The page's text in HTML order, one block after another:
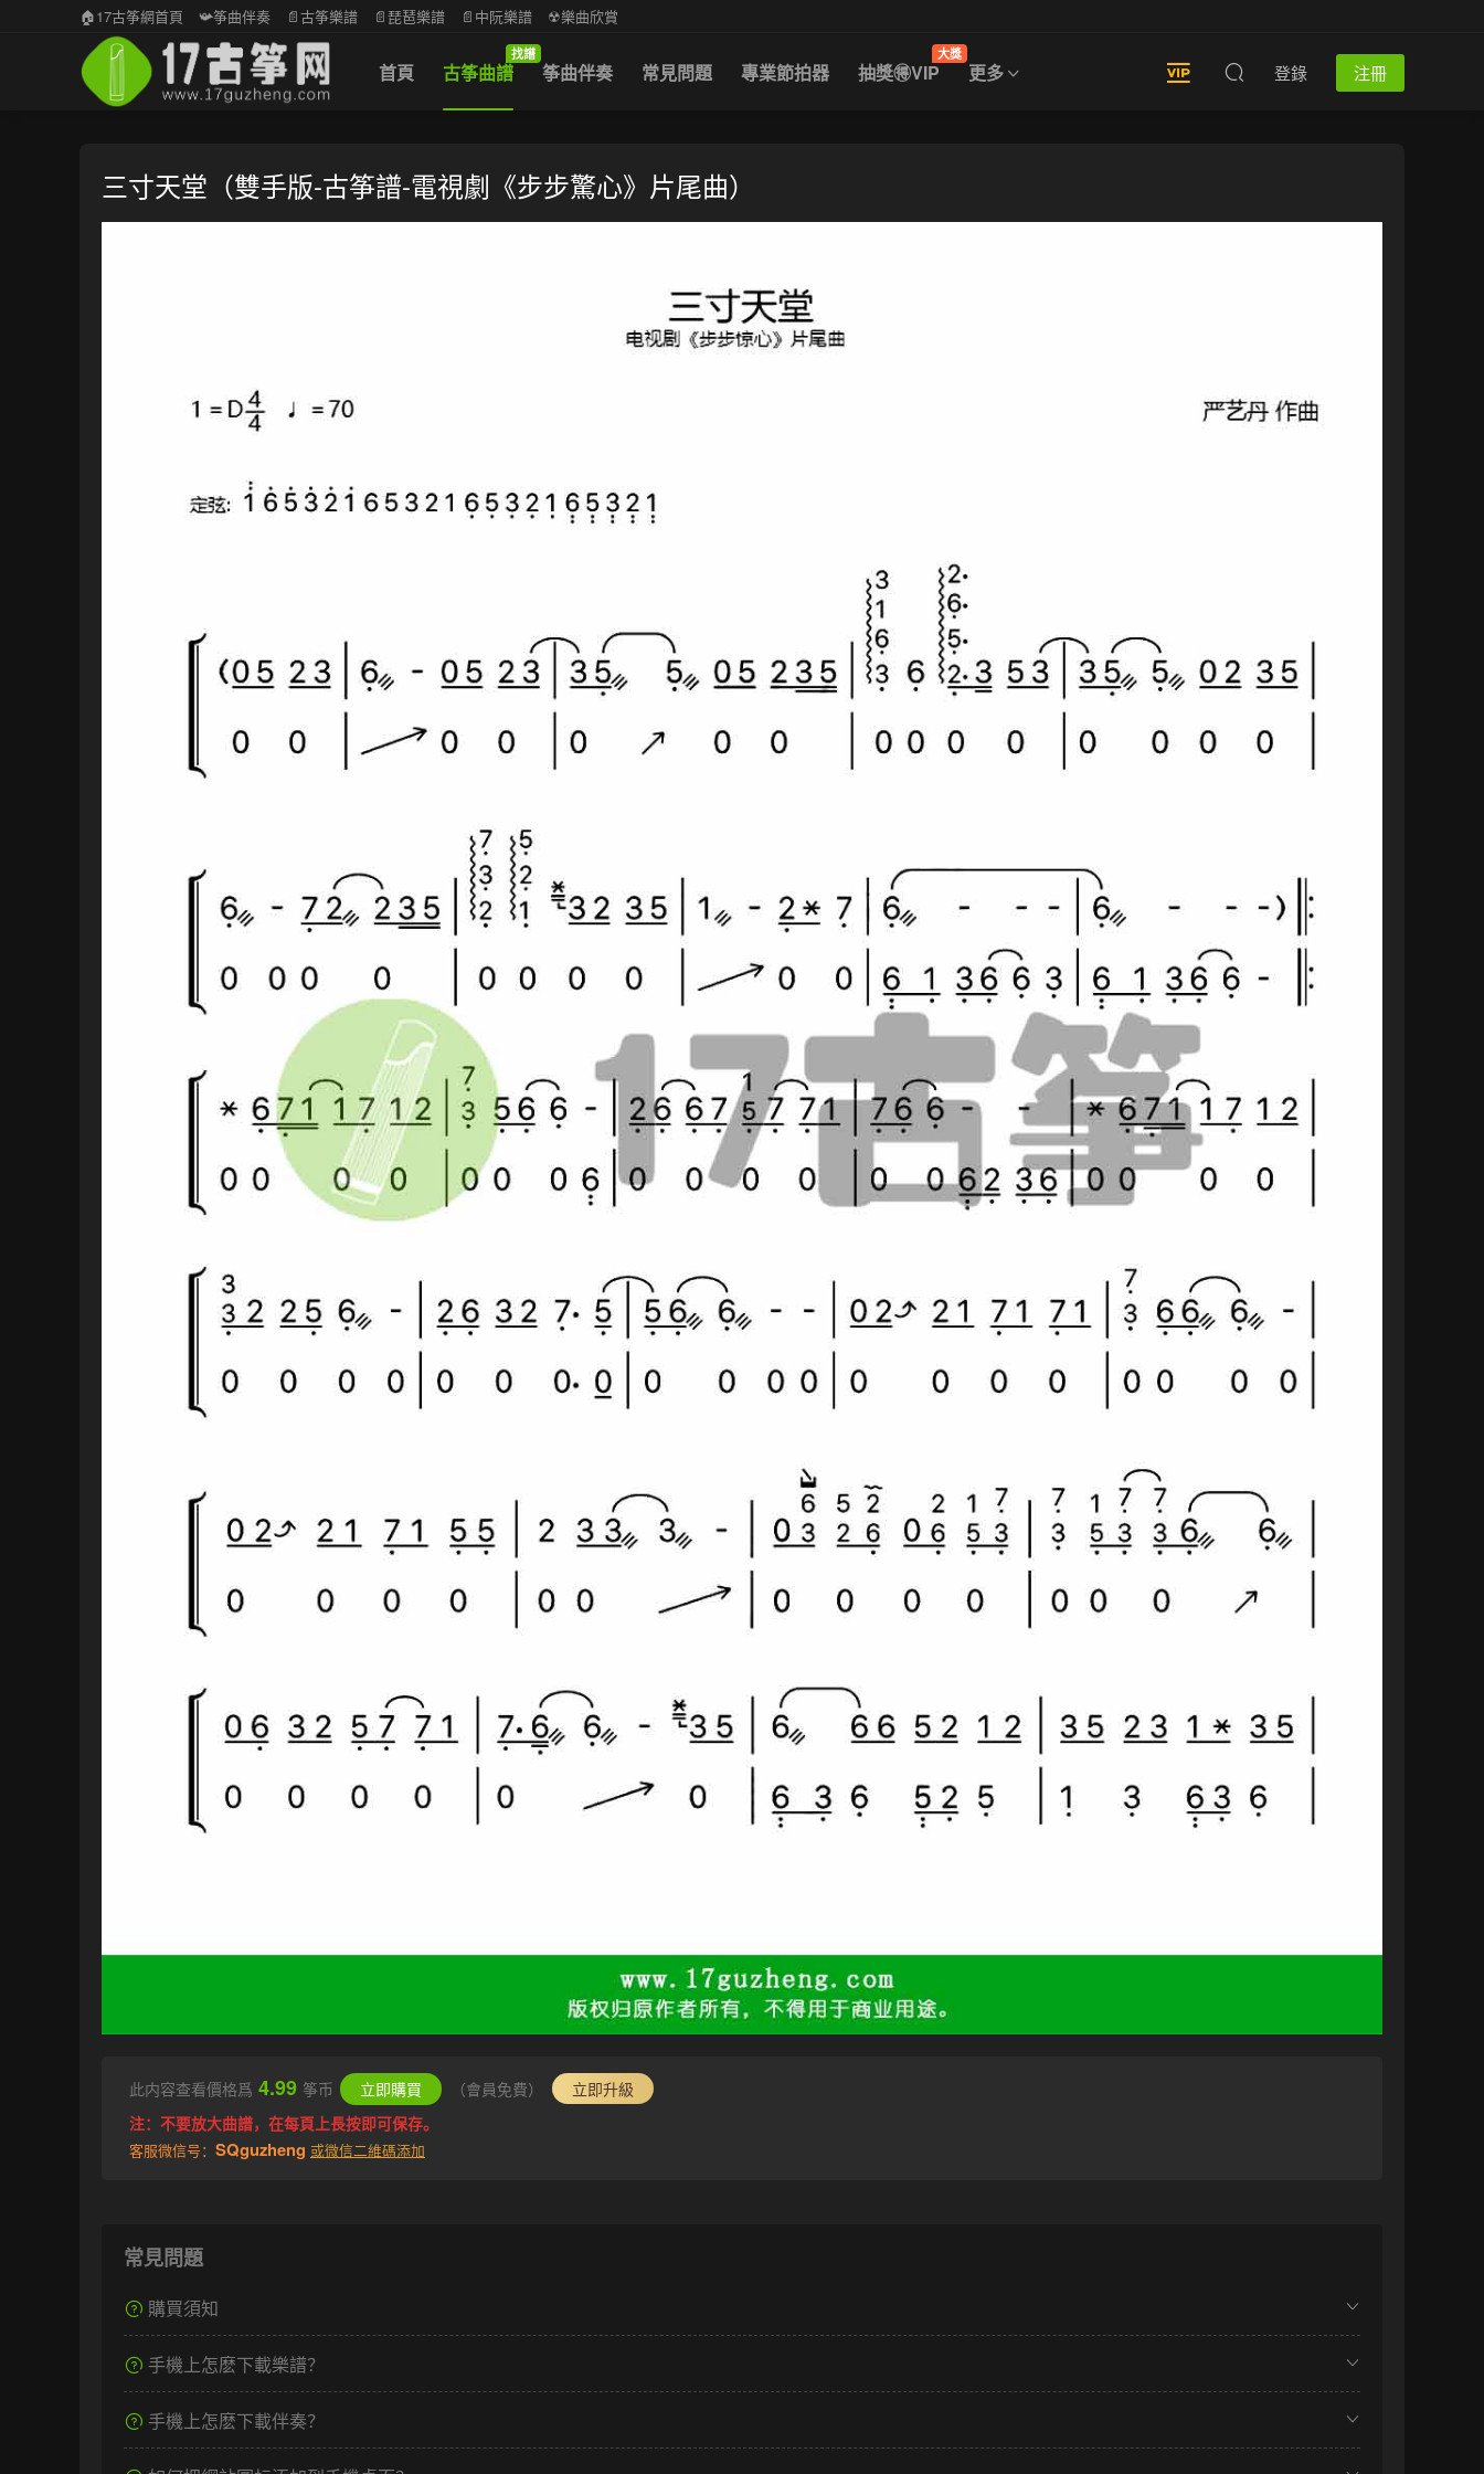
首頁 古筝曲譜
找譜
筝曲伴奏 常見問題 專業節拍器 抽獎🉐VIP
大獎
更多 登錄 注冊
🏠17古筝網首頁 📯筝曲伴奏 📄古筝樂譜 📄琵琶樂譜 📄中阮樂譜 ☢樂曲欣賞
三寸天堂（雙手版-古筝譜-電視劇《步步驚心》片尾曲）
此内容查看價格爲 4.99 筝币 立即購買 （會員免費）
立即升級
注：不要放大曲譜，在每頁上長按即可保存。
客服微信号： SQguzheng 或微信二維碼添加
常見問題
購買須知
手機上怎麽下載樂譜？
手機上怎麽下載伴奏？